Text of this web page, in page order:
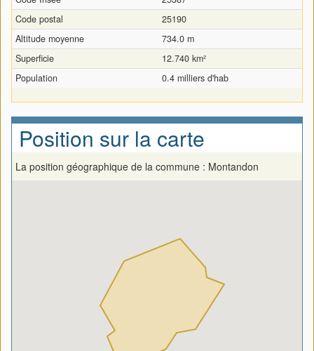
Code postal
25190
Altitude moyenne
734.0 m
Superficie
12.740 km²
Population
0.4 milliers d'hab
Position sur la carte
La position géographique de la commune : Montandon